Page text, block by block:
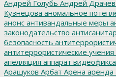
Андрей Голубь Андрей Драчев
Кузнецова аномальное
анонс антивандальные меры
законодательство
безопасность
антитеррористические учения
апелляция аппарат
Арашуков Арбат Арена аренда